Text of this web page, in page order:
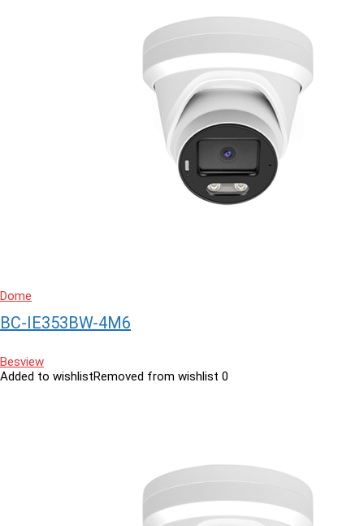
Dome
BC-IE353BW-4M6
Besview
Added to wishlistRemoved from wishlist 0